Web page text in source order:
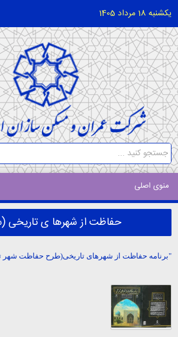
یکشنبه 18 مرداد 1405
منوی اصلی
حفاظت از شهرها ی تاریخی
"برنامه حفاظت از شهرهای تاریخی(طرح حفاظت شهر